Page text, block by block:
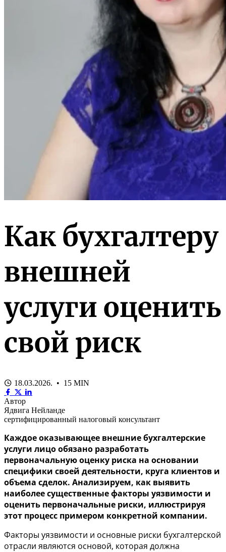
Как бухгалтеру
внешней
услуги оценить
свой риск
18.03.2026. • 15 MIN
Автор
Ядвига Нейланде
сертифицированный налоговый консультант
Каждое оказывающее внешние бухгалтерские
услуги лицо обязано разработать
первоначальную оценку риска на основании
специфики своей деятельности, круга клиентов и
объема сделок. Анализируем, как выявить
наиболее существенные факторы уязвимости и
оценить первоначальные риски, иллюстрируя
этот процесс примером конкретной компании.
Факторы уязвимости и основные риски бухгалтерской
отрасли являются основой, которая должна